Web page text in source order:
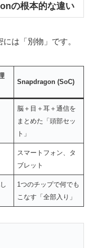
の根本的な違い
は「別物」です。
Snapdragon (SoC)
脳＋目＋耳＋通信を
まとめた「頭部セッ
ト」
スマートフォン、タ
ブレット
1つのチップで何でも
こなす「全部入り」